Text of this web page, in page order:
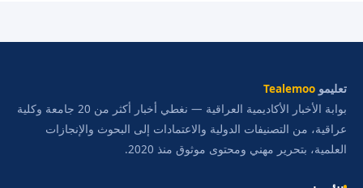
تعليمو Tealemoo
بوابة الأخبار الأكاديمية العراقية — نغطي أخبار أكثر من 20 جامعة وكلية
عراقية، من التصنيفات الدولية والاعتمادات إلى البحوث والإنجازات
العلمية، بتحرير مهني ومحتوى موثوق منذ 2020.